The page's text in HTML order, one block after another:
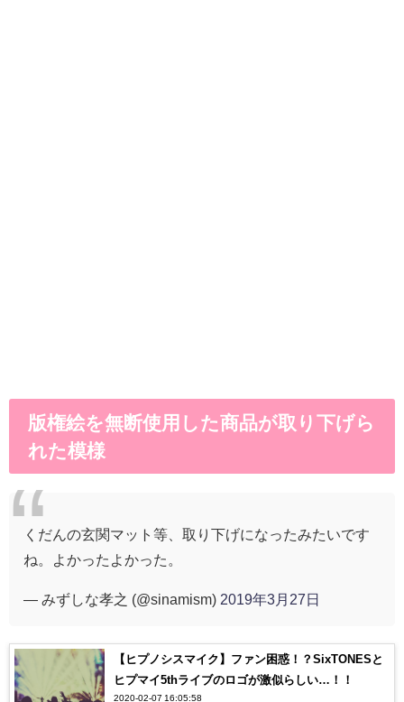
版権絵を無断使用した商品が取り下げら
れた模様
くだんの玄関マット等、取り下げになったみたいです
ね。よかったよかった。
— みずしな孝之 (@sinamism) 2019年3月27日
【ヒプノシスマイク】ファン困惑！？SixTONESと
ヒプマイ5thライブのロゴが激似らしい…！！
2020-02-07 16:05:58